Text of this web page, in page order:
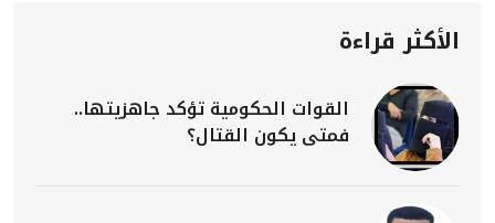
الأكثر قراءة
القوات الحكومية تؤكد جاهزيتها..
فمتى يكون القتال؟